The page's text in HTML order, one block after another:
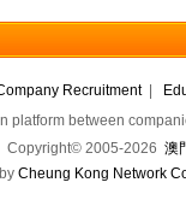
Recruitment|
platform between
Copyright© 2005-2026 澳
Cheung Kong Network